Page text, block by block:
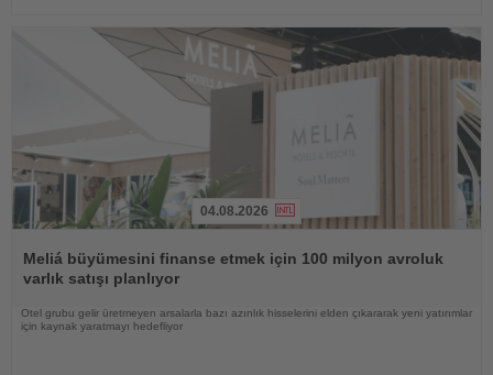
Oku
04.08.2026
Meliá büyümesini finanse etmek için 100 milyon avroluk
varlık satışı planlıyor
Otel grubu gelir üretmeyen arsalarla bazı azınlık hisselerini elden çıkararak yeni yatırımlar
için kaynak yaratmayı hedefliyor